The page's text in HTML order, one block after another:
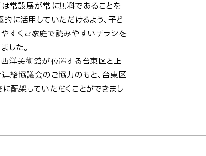
常設展が常に無料であることを
的に活用していただけるよう、子ど
すくご家庭で読みやすいチラシを
した。
洋美術館が位置する台東区と上
絡協議会のご協力のもと、台東区
配架していただくことができまし